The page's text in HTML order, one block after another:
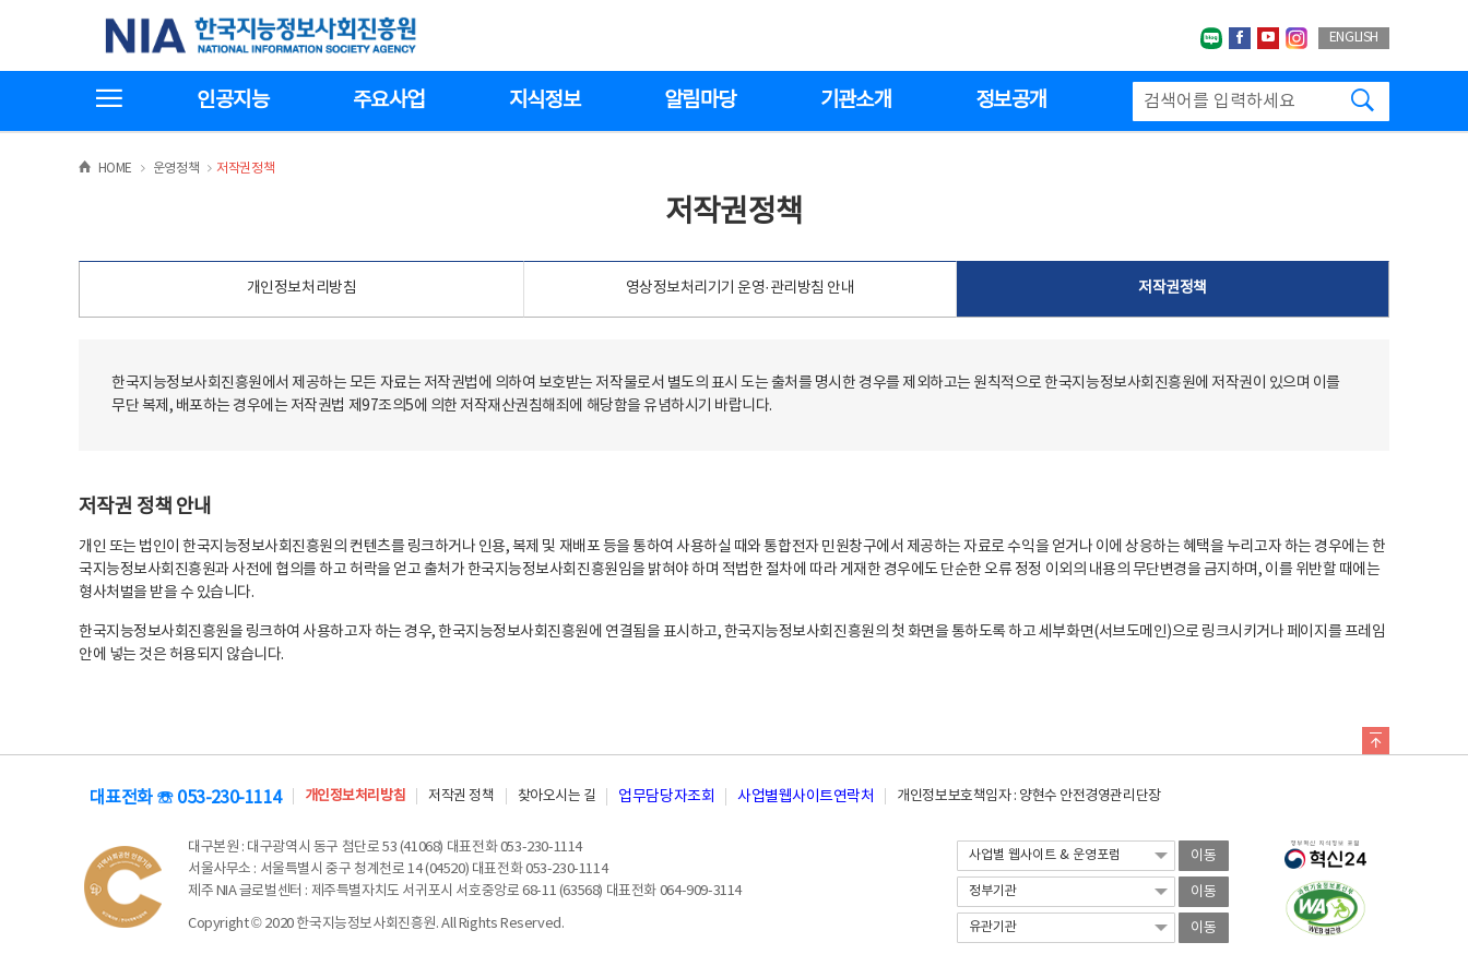
기
한국지능정보사회진흥원
네이버블로그
페이스북
유투브인스타그랩
ENGLISH
인공지능 주요사업 지식정보 알림마당 기관소개 정보공개
HOME >운영정책 >
저작권정책
저작권정책
개인정보처리방침 영상정보처리기기 운영·관리방침 안내 저작권정책
한국지능정보사회진흥원에서 제공하는 모든 자료는 저작권법에 의하여 보호받는 저작물로서 별도의 표시 도는 출처를 명시한 경우를 제외하고는 원칙적으로 한국지능정보사회진흥원에 저작권이 있으며 이를
무단 복제, 배포하는 경우에는 저작권법 제97조의5에 의한 저작재산권침해죄에 해당함을 유념하시기 바랍니다.
저작권 정책 안내
개인 또는 법인이 한국지능정보사회진흥원의 컨텐츠를 링크하거나 인용, 복제 및 재배포 등을 통하여 사용하실 때와 통합전자 민원창구에서 제공하는 자료로 수익을 얻거나 이에 상응하는 혜택을 누리고자 하는 경우에는 한
국지능정보사회진흥원과 사전에 협의를 하고 허락을 얻고 출처가 한국지능정보사회진흥원임을 밝혀야 하며 적법한 절차에 따라 게재한 경우에도 단순한 오류 정정 이외의 내용의 무단변경을 금지하며, 이를 위반할 때에는
형사처벌을 받을 수 있습니다.
한국지능정보사회진흥원을 링크하여 사용하고자 하는 경우, 한국지능정보사회진흥원에 연결됨을 표시하고, 한국지능정보사회진흥원의 첫 화면을 통하도록 하고 세부화면(서브도메인)으로 링크시키거나 페이지를 프레임
안에 넣는 것은 허용되지 않습니다.
대표전화 ☏ 053-230-1114 개인정보처리방침 저작권 정책 찾아오시는 길 업무담당자조회 사업별웹사이트연락처 개인정보보호책임자 : 양현수 안전경영관리단장
대구본원 : 대구광역시 동구 첨단로 53 (41068) 대표전화 053-230-1114
서울사무소 : 서울특별시 중구 청계천로 14 (04520) 대표전화 053-230-1114
제주 NIA 글로벌센터 : 제주특별자치도 서귀포시 서호중앙로 68-11 (63568) 대표전화 064-909-3114
Copyright © 2020 한국지능정보사회진흥원. All Rights Reserved.
이동
이동
이동